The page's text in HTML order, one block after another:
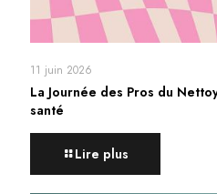
11 juin 2026
La Journée des Pros du
santé
Lire plus